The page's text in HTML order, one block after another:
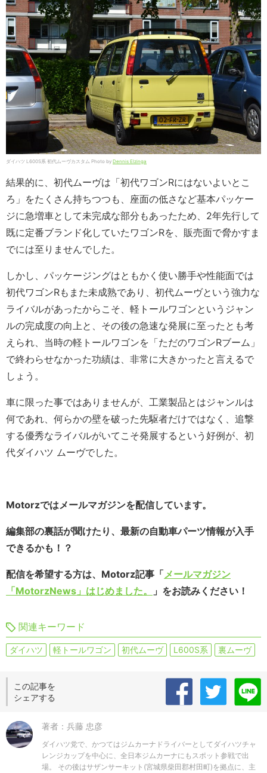
ダイハツ L600S系 初代ムーヴカスタム Photo by Dennis Elzinga
結果的に、初代ムーヴは「初代ワゴンRにはないよいとこ
ろ」をたくさん持ちつつも、座面の低さなど基本パッケー
ジに急増車として未完成な部分もあったため、2年先行して
既に定番ブランド化していたワゴンRを、販売面で脅かすま
でには至りませんでした。
しかし、パッケージングはともかく使い勝手や性能面では
初代ワゴンRもまた未成熟であり、初代ムーヴという強力な
ライバルがあったからこそ、軽トールワゴンというジャン
ルの完成度の向上と、その後の急速な発展に至ったとも考
えられ、当時の軽トールワゴンを「ただのワゴンRブーム」
で終わらせなかった功績は、非常に大きかったと言えるで
しょう。
車に限った事ではありませんが、工業製品とはジャンルは
何であれ、何らかの壁を破った先駆者だけではなく、追撃
する優秀なライバルがいてこそ発展するという好例が、初
代ダイハツ ムーヴでした。
Motorzではメールマガジンを配信しています。
編集部の裏話が聞けたり、最新の自動車パーツ情報が入手
できるかも！？
配信を希望する方は、Motorz記事「メールマガジン
「MotorzNews」はじめました。
」をお読みください！
関連キーワード
ダイハツ 軽トールワゴン 初代ムーヴ L600S系 裏ムーヴ
この記事を
シェアする
著者：兵藤 忠彦
ダイハツ党で、かつてはジムカーナドライバーとしてダイハツチャ
レンジカップを中心に、全日本ジムカーナにもスポット参戦で出
場。 その後はサザンサーキット(宮城県柴田郡村田町)を拠点に、主